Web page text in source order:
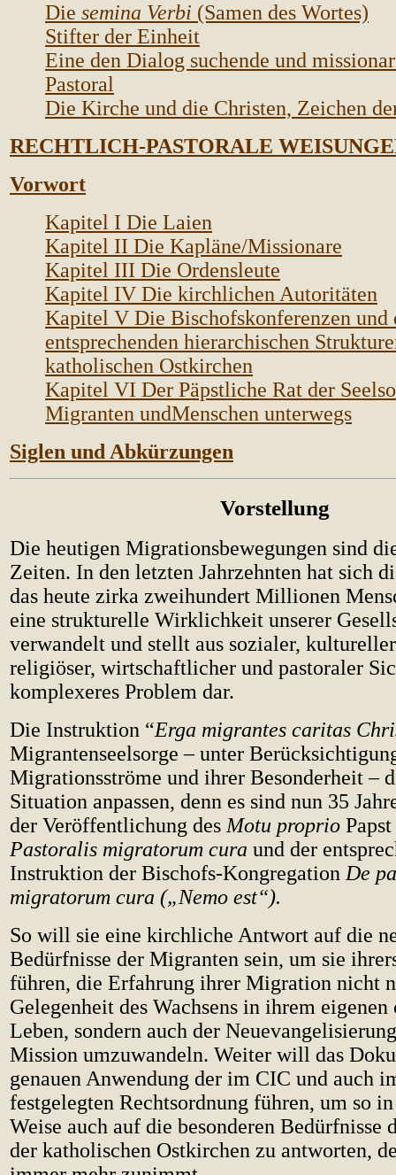
Die semina Verbi (Samen des Wortes)
Stifter der Einheit
Eine den Dialog suchende und
Pastoral
Die Kirche und die Christen, Zeichen
RECHTLICH-PASTORALE W
Vorwort
Kapitel I Die Laien
Kapitel II Die Kapläne/Missionare
Kapitel III Die Ordensleute
Kapitel IV Die kirchlichen Autoritäten
Kapitel V Die Bischofskonferenzen und
entsprechenden hierarchischen
katholischen Ostkirchen
Kapitel VI Der Päpstliche Rat der
Migranten undMenschen unterwegs
Siglen und Abkürzungen
Vorstellung
Die heutigen Migrationsbewegungen sind
Zeiten. In den letzten Jahrzehnten hat sich
das heute zirka zweihundert Millionen
eine strukturelle Wirklichkeit unserer
verwandelt und stellt aus sozialer,
religiöser, wirtschaftlicher und pastoraler
komplexeres Problem dar.
Die Instruktion “Erga migrantes caritas
Migrantenseelsorge – unter
Migrationsströme und ihrer Besonderheit –
Situation anpassen, denn es sind nun 35
der Veröffentlichung des Motu proprio
Pastoralis migratorum cura und der
Instruktion der Bischofs-Kongregation De
migratorum cura („Nemo est“).
So will sie eine kirchliche Antwort auf die
Bedürfnisse der Migranten sein, um sie
führen, die Erfahrung ihrer Migration nicht
Gelegenheit des Wachsens in ihrem
Leben, sondern auch der
Mission umzuwandeln. Weiter will das
genauen Anwendung der im CIC und auch
festgelegten Rechtsordnung führen, um so
Weise auch auf die besonderen Bedürfnisse
der katholischen Ostkirchen zu antworten,